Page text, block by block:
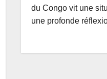
du Congo vit une
une profonde